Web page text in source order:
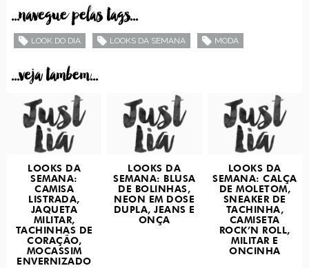
...navegue pelas tags...
LOOK DO DIA LOOKS DA SEMANA MODA
...veja tambem...
LOOKS DA
SEMANA:
CAMISA
LISTRADA,
JAQUETA
MILITAR,
TACHINHAS DE
CORAÇÃO,
MOCASSIM
ENVERNIZADO
LOOKS DA
SEMANA: BLUSA
DE BOLINHAS,
NEON EM DOSE
DUPLA, JEANS E
ONÇA
LOOKS DA
SEMANA: CALÇA
DE MOLETOM,
SNEAKER DE
TACHINHA,
CAMISETA
ROCK’N ROLL,
MILITAR E
ONCINHA